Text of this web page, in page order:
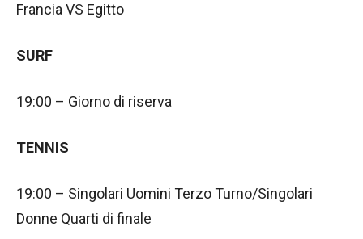
Francia VS Egitto
SURF
19:00 – Giorno di riserva
TENNIS
19:00 – Singolari Uomini Terzo Turno/Singolari
Donne Quarti di finale